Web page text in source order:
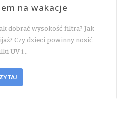
na wakacje
dobrać wysokość filtra? Jak
Czy dzieci powinny nosić
UV i…